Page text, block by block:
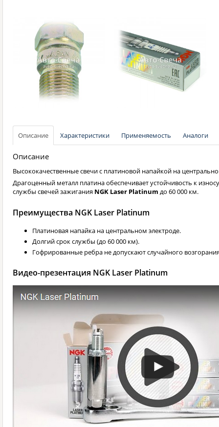
Описание Характеристики Применяемость Аналоги
Описание
Высококачественные свечи с платиновой напайкой на
Драгоценный металл платина обеспечивает устойчивость к
службы свечей зажигания NGK Laser Platinum до 60 000 км.
Преимущества NGK Laser Platinum
Платиновая напайка на центральном электроде.
Долгий срок службы (до 60 000 км).
Гофрированные ребра не допускают случайного
Видео-презентация NGK Laser Platinum